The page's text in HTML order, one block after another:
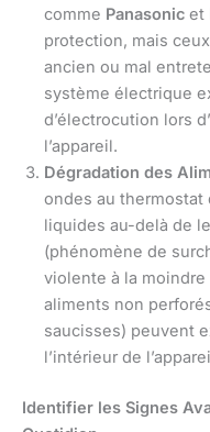
comme Panasonic et
protection, mais
ancien ou mal
système électrique
d’électrocution lors
l’appareil.
Dégradation des
ondes au thermostat
liquides au-delà de
(phénomène de
violente à la
aliments non
saucisses) peuvent
l’intérieur de
Identifier les Signes